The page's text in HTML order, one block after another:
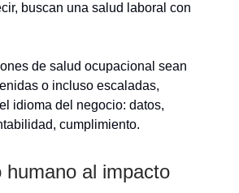
buscan una salud laboral con
de salud ocupacional sean
o incluso escaladas,
idioma del negocio: datos,
cumplimiento.
humano al impacto